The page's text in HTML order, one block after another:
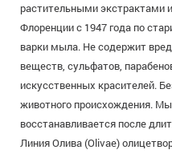
растительными экстрактами
Флоренции с 1947 года по
варки мыла. Не содержит
веществ, сульфатов,
искусственных красителей.
животного происхождения.
восстанавливается после
Линия Олива (Olivae)